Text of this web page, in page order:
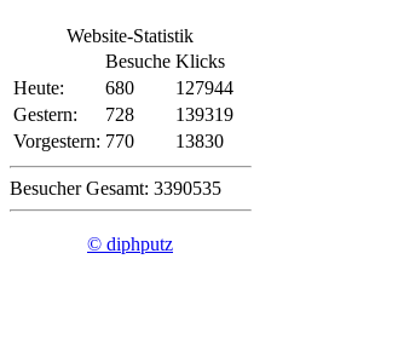
Website-Statistik
Besuche Klicks
Heute:
680
127944
Gestern:
728
139319
Vorgestern: 770 13830
Besucher Gesamt: 3390535
© diphputz